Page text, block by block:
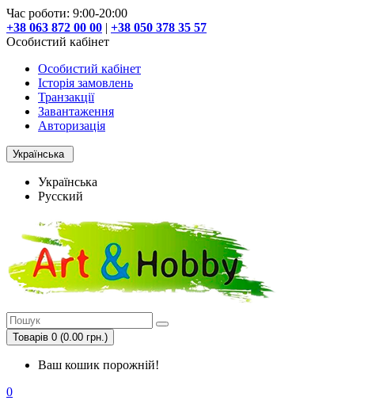
Час роботи: 9:00-20:00
+38 063 872 00 00 | +38 050 378 35 57
Особистий кабінет
Особистий кабінет
Історія замовлень
Транзакції
Завантаження
Авторизація
Українська
Українська
Русский
Товарів 0 (0.00 грн.)
Ваш кошик порожній!
0